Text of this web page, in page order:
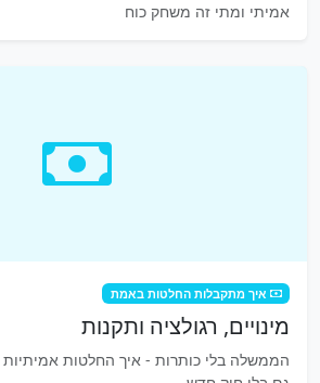
אמיתי ומתי זה משחק כוח
איך מתקבלות החלטות באמת
מינויים, רגולציה ותקנות
הממשלה בלי כותרות - איך החלטות